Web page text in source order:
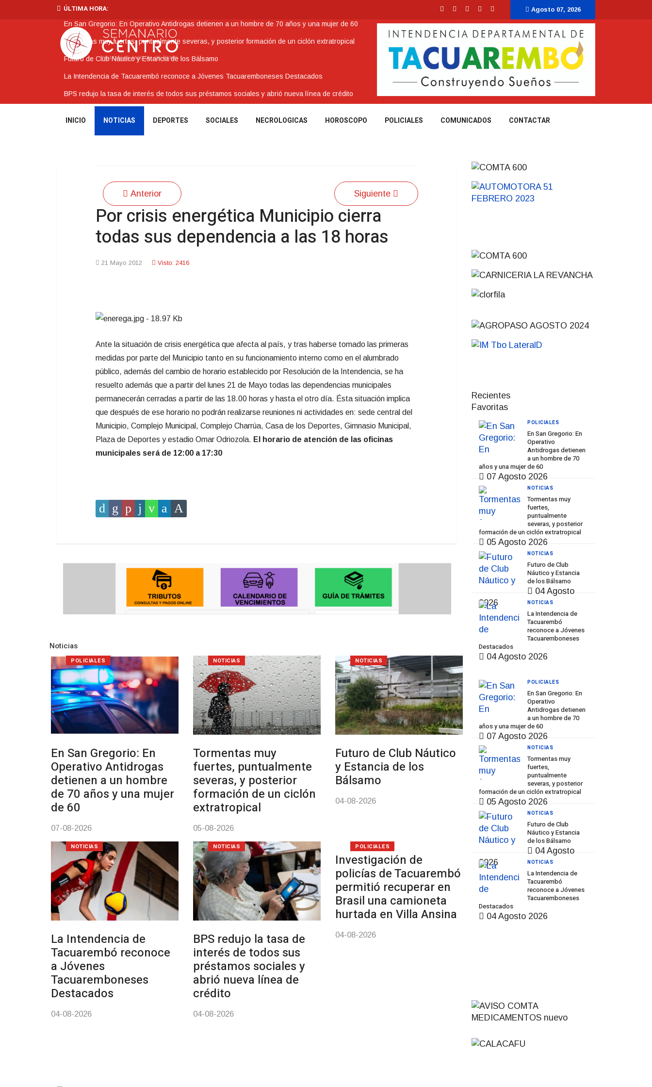
ÚLTIMA HORA:
En San Gregorio: En Operativo Antidrogas detienen a un hombre de 70 años y una mujer de 60
Tormentas muy fuertes, puntualmente severas, y posterior formación de un ciclón extratropical
Futuro de Club Náutico y Estancia de los Bálsamo
La Intendencia de Tacuarembó reconoce a Jóvenes Tacuaremboneses Destacados
BPS redujo la tasa de interés de todos sus préstamos sociales y abrió nueva línea de crédito
Agosto 07, 2026
INICIO NOTICIAS DEPORTES SOCIALES NECROLOGICAS HOROSCOPO POLICIALES COMUNICADOS CONTACTAR
Anterior Siguiente
Por crisis energética Municipio cierra
todas sus dependencia a las 18 horas
21 Mayo 2012 Visto: 2416
Ante la situación de crisis energética que afecta al país, y tras haberse tomado las primeras
medidas por parte del Municipio tanto en su funcionamiento interno como en el alumbrado
público, además del cambio de horario establecido por Resolución de la Intendencia, se ha
resuelto además que a partir del lunes 21 de Mayo todas las dependencias municipales
permanecerán cerradas a partir de las 18.00 horas y hasta el otro día. Ésta situación implica
que después de ese horario no podrán realizarse reuniones ni actividades en: sede central del
Municipio, Complejo Municipal, Complejo Charrúa, Casa de los Deportes, Gimnasio Municipal,
Plaza de Deportes y estadio Omar Odriozola. El horario de atención de las oficinas
municipales será de 12:00 a 17:30
Noticias
En San Gregorio: En
Operativo Antidrogas
detienen a un hombre
de 70 años y una mujer
de 60
07-08-2026
POLICIALES
Tormentas muy
fuertes, puntualmente
severas, y posterior
formación de un ciclón
extratropical
05-08-2026
NOTICIAS
Futuro de Club Náutico
y Estancia de los
Bálsamo
04-08-2026
NOTICIAS
La Intendencia de
Tacuarembó reconoce
a Jóvenes
Tacuaremboneses
Destacados
04-08-2026
NOTICIAS
BPS redujo la tasa de
interés de todos sus
préstamos sociales y
abrió nueva línea de
crédito
04-08-2026
NOTICIAS
Investigación de
policías de Tacuarembó
permitió recuperar en
Brasil una camioneta
hurtada en Villa Ansina
04-08-2026
POLICIALES
Recientes
Favoritas
En San Gregorio: En
Operativo
Antidrogas detienen
a un hombre de 70
años y una mujer de 60
07 Agosto 2026
POLICIALES
Tormentas muy
fuertes,
puntualmente
severas, y posterior
formación de un ciclón extratropical
05 Agosto 2026
NOTICIAS
Futuro de Club
Náutico y Estancia
de los Bálsamo
04 Agosto
2026
NOTICIAS
La Intendencia de
Tacuarembó
reconoce a Jóvenes
Tacuaremboneses
Destacados
04 Agosto 2026
NOTICIAS
En San Gregorio: En
Operativo
Antidrogas detienen
a un hombre de 70
años y una mujer de 60
07 Agosto 2026
POLICIALES
Tormentas muy
fuertes,
puntualmente
severas, y posterior
formación de un ciclón extratropical
05 Agosto 2026
NOTICIAS
Futuro de Club
Náutico y Estancia
de los Bálsamo
04 Agosto
2026
NOTICIAS
La Intendencia de
Tacuarembó
reconoce a Jóvenes
Tacuaremboneses
Destacados
04 Agosto 2026
NOTICIAS